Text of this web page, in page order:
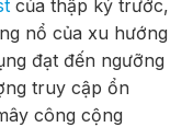
của thập kỷ trước,
nổ của xu hướng
đạt đến ngưỡng
truy cập ổn
công cộng